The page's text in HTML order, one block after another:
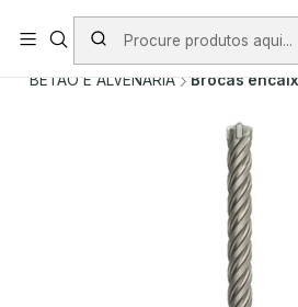
PORTES INCLUÍDOS EM
Início PRODUTOS
BETÃO E ALVENARIA
Brocas